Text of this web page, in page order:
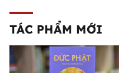
TÁC PHẨM MỚI